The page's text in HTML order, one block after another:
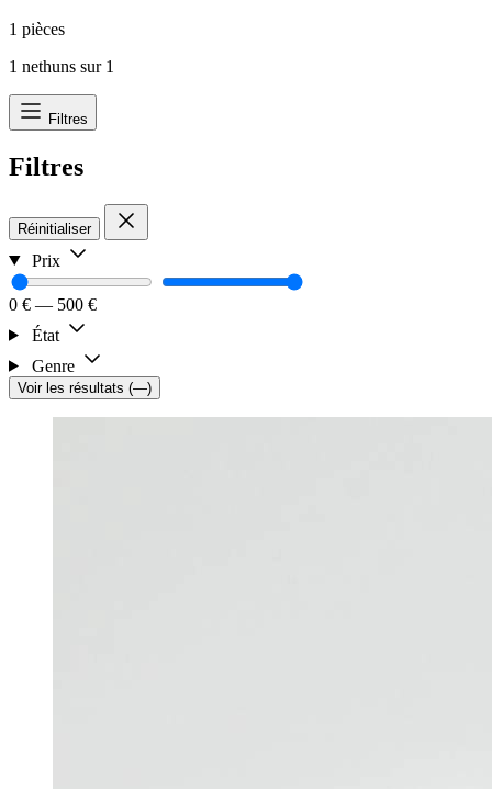
1 pièces
1 nethuns sur 1
Filtres
Filtres
Réinitialiser
Prix
0 € — 500 €
État
Genre
Voir les résultats (—)